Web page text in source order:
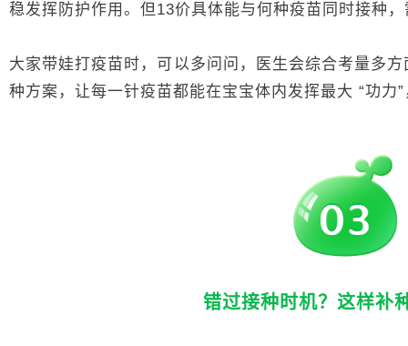
稳发挥防护作用。但13价具体能与何种疫苗同时接种
大家带娃打疫苗时，可以多问问，医生会综合考量多
种方案，让每一针疫苗都能在宝宝体内发挥最大 “功力
错过接种时机？这样补